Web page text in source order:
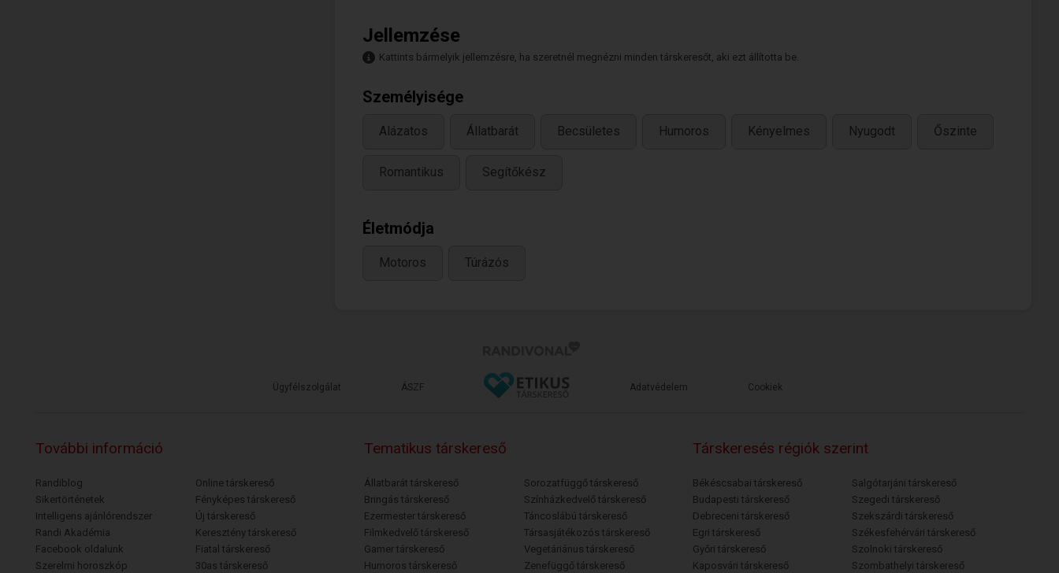
Jellemzése
Kattints bármelyik jellemzésre, ha szeretnél megnézni minden társkeresőt, aki ezt állította be.
Személyisége
Alázatos Állatbarát Becsületes Humoros Kényelmes Nyugodt Őszinte
Romantikus Segítőkész
Életmódja
Motoros Túrázós
Ügyfélszolgálat ÁSZF Adatvédelem Cookiek
További információ
Randiblog
Sikertörténetek
Intelligens ajánlórendszer
Randi Akadémia
Facebook oldalunk
Szerelmi horoszkóp
Online társkereső
Fényképes társkereső
Új társkereső
Keresztény társkereső
Fiatal társkereső
30as társkereső
Tematikus társkereső
Állatbarát társkereső
Bringás társkereső
Ezermester társkereső
Filmkedvelő társkereső
Gamer társkereső
Humoros társkereső
Sorozatfüggő társkereső
Színházkedvelő társkereső
Táncoslábú társkereső
Társasjátékozós társkereső
Vegetáriánus társkereső
Zenefüggő társkereső
Társkeresés régiók szerint
Békéscsabai társkereső
Budapesti társkereső
Debreceni társkereső
Egri társkereső
Győri társkereső
Kaposvári társkereső
Salgótarjáni társkereső
Szegedi társkereső
Szekszárdi társkereső
Székesfehérvári társkereső
Szolnoki társkereső
Szombathelyi társkereső